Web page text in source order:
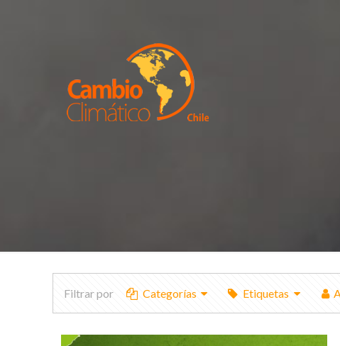
Filtrar por Categorías Etiquetas